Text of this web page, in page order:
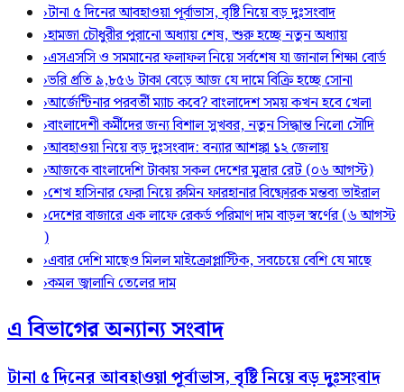
›টানা ৫ দিনের আবহাওয়া পূর্বাভাস, বৃষ্টি নিয়ে বড় দুঃসংবাদ
›হামজা চৌধুরীর পুরানো অধ্যায় শেষ, শুরু হচ্ছে নতুন অধ্যায়
›এসএসসি ও সমমানের ফলাফল নিয়ে সর্বশেষ যা জানাল শিক্ষা বোর্ড
›ভরি প্রতি ৯,৮৫৬ টাকা বেড়ে আজ যে দামে বিক্রি হচ্ছে সোনা
›আর্জেন্টিনার পরবর্তী ম্যাচ কবে? বাংলাদেশ সময় কখন হবে খেলা
›বাংলাদেশী কর্মীদের জন্য বিশাল সুখবর, নতুন সিদ্ধান্ত নিলো সৌদি
›আবহাওয়া নিয়ে বড় দুঃসংবাদ: বন্যার আশঙ্কা ১২ জেলায়
›আজকে বাংলাদেশি টাকায় সকল দেশের মুদ্রার রেট (০৬ আগস্ট)
›শেখ হাসিনার ফেরা নিয়ে রুমিন ফারহানার বিষ্ফোরক মন্তব্য ভাইরাল
›দেশের বাজারে এক লাফে রেকর্ড পরিমাণ দাম বাড়ল স্বর্ণের (৬ আগস্ট
)
›এবার দেশি মাছেও মিলল মাইক্রোপ্লাস্টিক, সবচেয়ে বেশি যে মাছে
›কমল জ্বালানি তেলের দাম
এ বিভাগের অন্যান্য সংবাদ
টানা ৫ দিনের আবহাওয়া পূর্বাভাস, বৃষ্টি নিয়ে বড় দুঃসংবাদ